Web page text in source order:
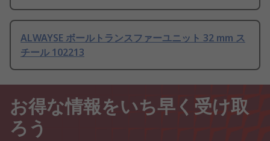
ALWAYSE ボールトランスファーユニット 32 mm ス
チール 102213
お得な情報をいち早く受け取
ろう